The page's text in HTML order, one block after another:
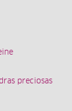
preciosas